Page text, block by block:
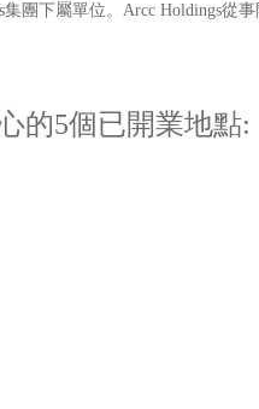
團下屬單位。Arcc Holdings從
的5個已開業地點: